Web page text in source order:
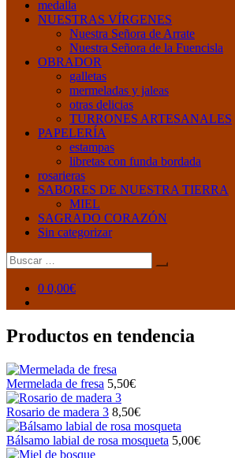
medalla
NUESTRAS VÍRGENES
Nuestra Señora de Arrate
Nuestra Señora de la Fuencisla
OBRADOR
galletas
mermeladas y jaleas
otras delicias
TURRONES ARTESANALES
PAPELERÍA
estampas
libretas con funda bordada
rosarieras
SABORES DE NUESTRA TIERRA
MIEL
SAGRADO CORAZÓN
Sin categorizar
Buscar:
0 0,00€
Productos en tendencia
Mermelada de fresa 5,50€
Rosario de madera 3 8,50€
Bálsamo labial de rosa mosqueta 5,00€